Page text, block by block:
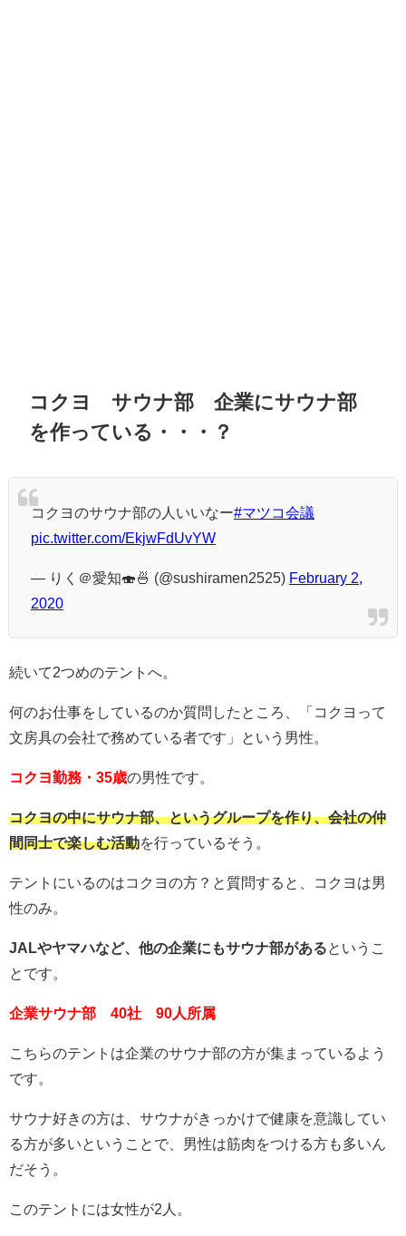
コクヨ サウナ部 企業にサウナ部
を作っている・・・？
コクヨのサウナ部の人いいなー#マツコ会議
pic.twitter.com/EkjwFdUvYW
— りく＠愛知🍣🍜 (@sushiramen2525) February 2,
2020
続いて2つめのテントへ。
何のお仕事をしているのか質問したところ、「コクヨって
文房具の会社で務めている者です」という男性。
コクヨ勤務・35歳の男性です。
コクヨの中にサウナ部、というグループを作り、会社の仲
間同士で楽しむ活動を行っているそう。
テントにいるのはコクヨの方？と質問すると、コクヨは男
性のみ。
JALやヤマハなど、他の企業にもサウナ部がある というこ
とです。
企業サウナ部 40社 90人所属
こちらのテントは企業のサウナ部の方が集まっているよう
です。
サウナ好きの方は、サウナがきっかけで健康を意識してい
る方が多いということで、男性は筋肉をつける方も多いん
だそう。
このテントには女性が2人。